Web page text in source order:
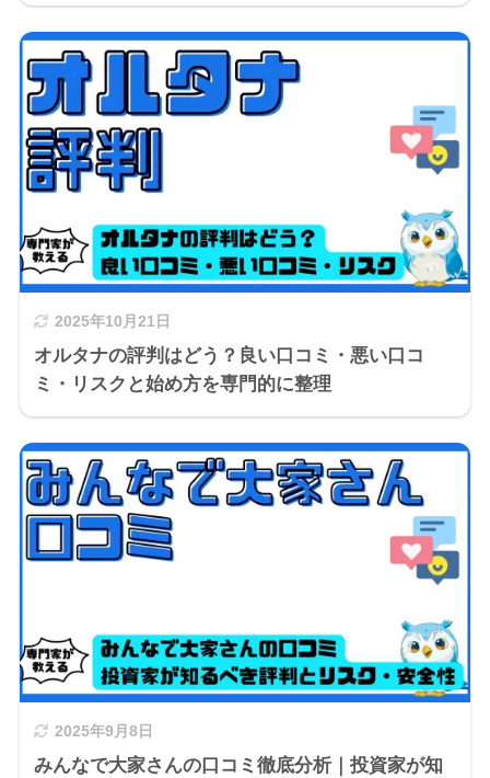
2025年10月21日
オルタナの評判はどう？良い口コミ・悪い口コ
ミ・リスクと始め方を専門的に整理
2025年9月8日
みんなで大家さんの口コミ徹底分析｜投資家が知